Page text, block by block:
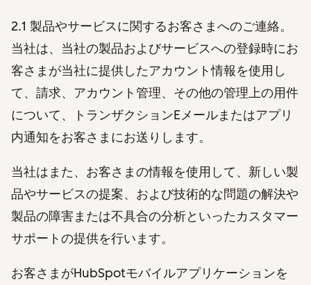
2.1 製品やサービスに関するお客さまへのご連絡。
当社は、当社の製品およびサービスへの登録時にお
客さまが当社に提供したアカウント情報を使用し
て、請求、アカウント管理、その他の管理上の用件
について、トランザクションEメールまたはアプリ
内通知をお客さまにお送りします。
当社はまた、お客さまの情報を使用して、新しい製
品やサービスの提案、および技術的な問題の解決や
製品の障害または不具合の分析といったカスタマー
サポートの提供を行います。
お客さまがHubSpotモバイルアプリケーションを